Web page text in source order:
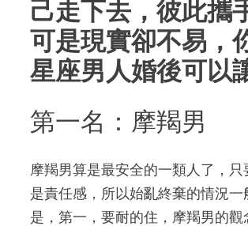
己走下去，彼此攜
可是現實卻不易，
星座男人婚後可以
第一名：摩羯男
摩羯男算是最安全的一類人了，
是責任感，所以始亂終棄的情況
是，第一，要耐的住，摩羯男的